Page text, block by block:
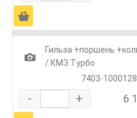
Ä
1
Гильза +поршень
/ КМЗ Турбо
7403-
- + 6